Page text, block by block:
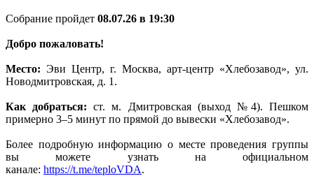
Собрание пройдет 08.07.26 в 19:30
Добро пожаловать!
Место: Эви Центр, г. Москва, арт-центр «Хлебозавод», ул.
Новодмитровская, д. 1.
Как добраться: ст. м. Дмитровская (выход №4). Пешком
примерно 3–5 минут по прямой до вывески «Хлебозавод».
Более подробную информацию о месте проведения группы
вы можете узнать на официальном
канале: https://t.me/teploVDA.